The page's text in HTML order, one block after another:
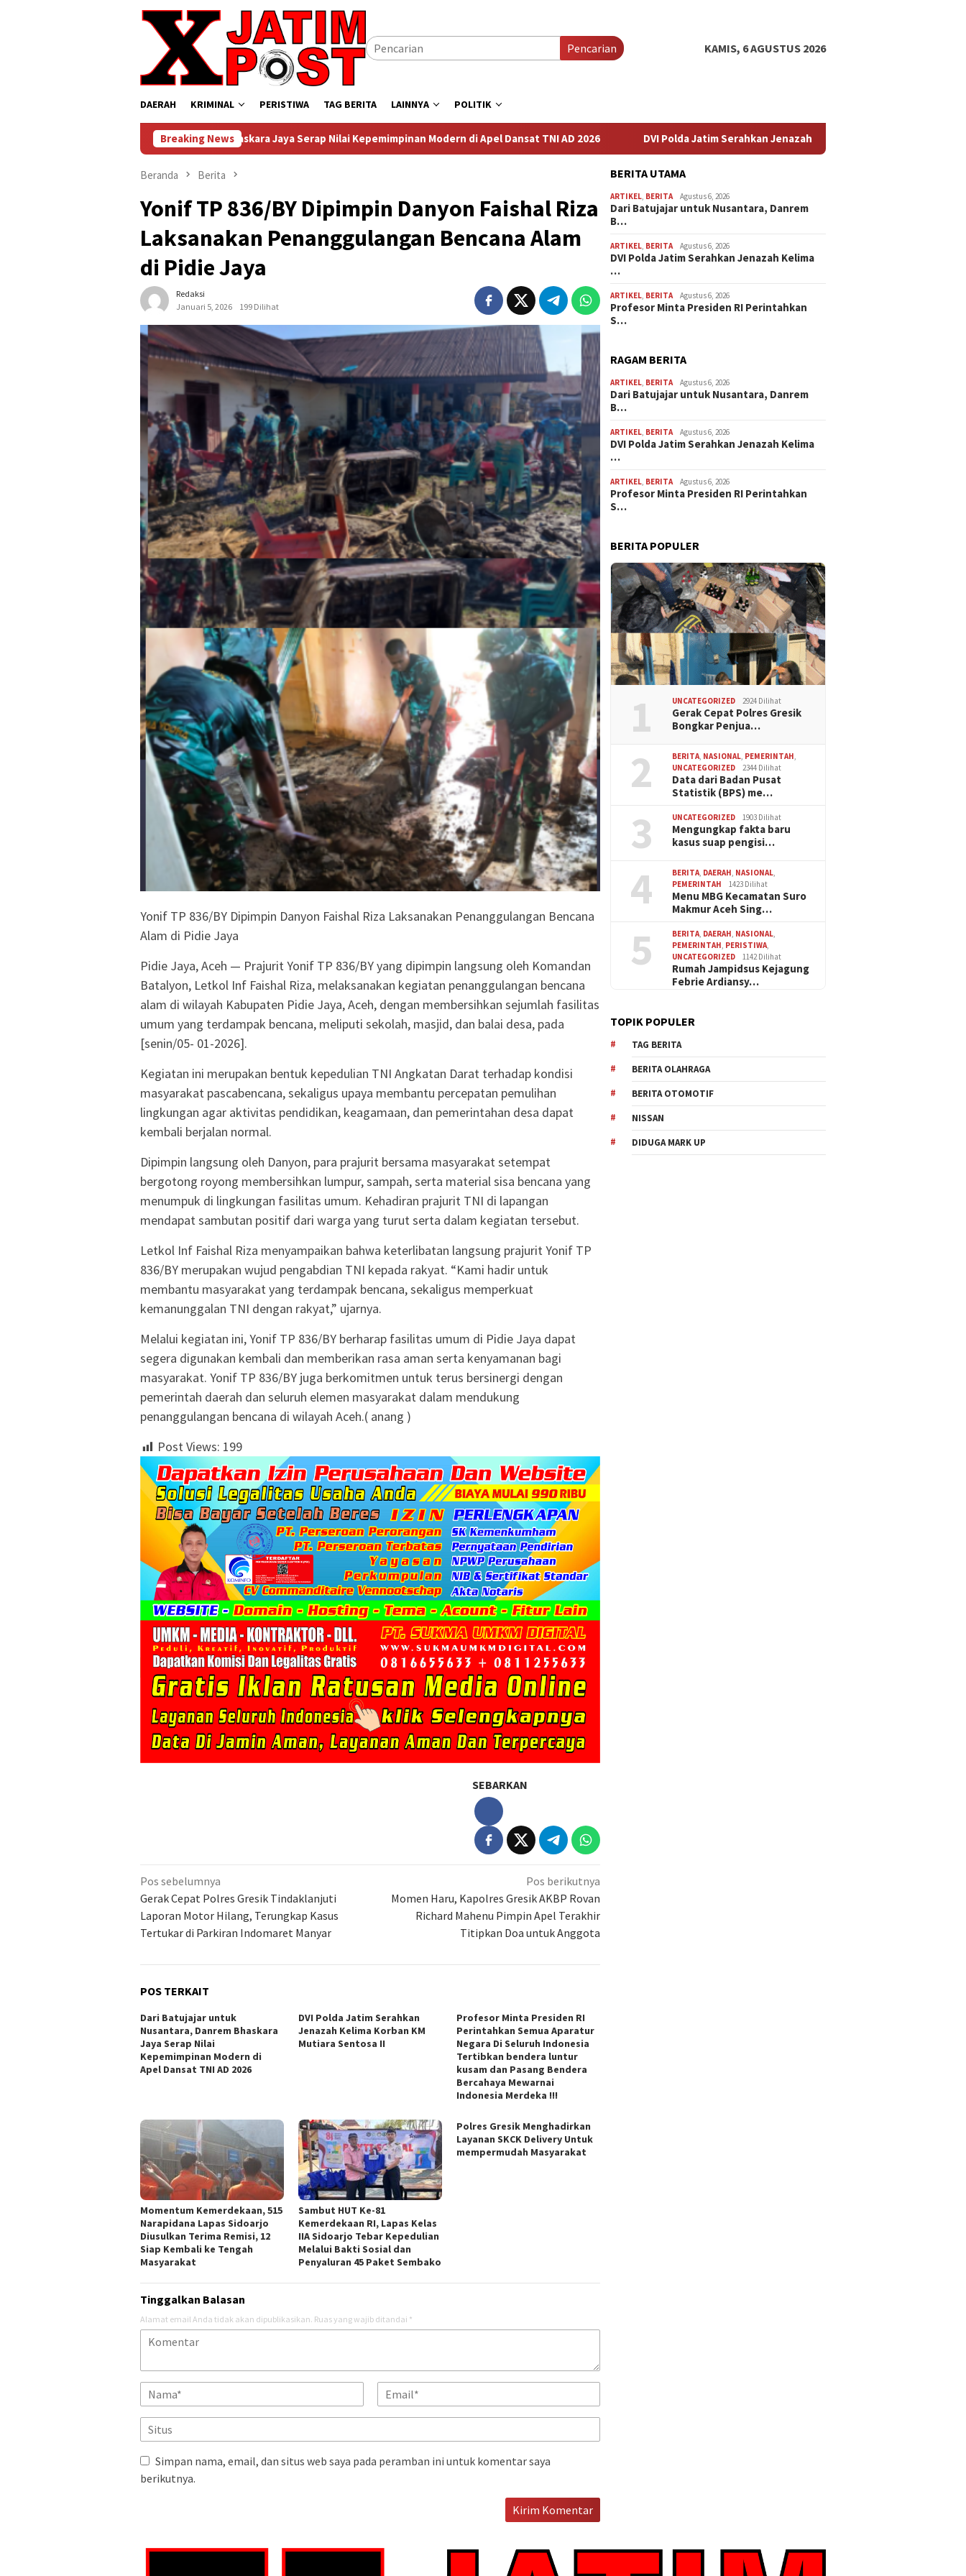
Pencarian KAMIS, 6 AGUSTUS 2026
DAERAH KRIMINAL PERISTIWA TAG BERITA LAINNYA POLITIK
Breaking News
Danrem Bhaskara Jaya Serap Nilai Kepemimpinan Modern di Apel Dansat TNI AD 2026 DVI Polda Jatim Serahkan Jenazah Kelima Korban KM Mutiara Sentosa II
Beranda Berita
Yonif TP 836/BY Dipimpin Danyon Faishal Riza
Laksanakan Penanggulangan Bencana Alam
di Pidie Jaya
Redaksi
Januari 5, 2026
199 Dilihat
Yonif TP 836/BY Dipimpin Danyon Faishal Riza Laksanakan Penanggulangan Bencana
Alam di Pidie Jaya
Pidie Jaya, Aceh — Prajurit Yonif TP 836/BY yang dipimpin langsung oleh Komandan
Batalyon, Letkol Inf Faishal Riza, melaksanakan kegiatan penanggulangan bencana
alam di wilayah Kabupaten Pidie Jaya, Aceh, dengan membersihkan sejumlah fasilitas
umum yang terdampak bencana, meliputi sekolah, masjid, dan balai desa, pada
[senin/05- 01-2026].
Kegiatan ini merupakan bentuk kepedulian TNI Angkatan Darat terhadap kondisi
masyarakat pascabencana, sekaligus upaya membantu percepatan pemulihan
lingkungan agar aktivitas pendidikan, keagamaan, dan pemerintahan desa dapat
kembali berjalan normal.
Dipimpin langsung oleh Danyon, para prajurit bersama masyarakat setempat
bergotong royong membersihkan lumpur, sampah, serta material sisa bencana yang
menumpuk di lingkungan fasilitas umum. Kehadiran prajurit TNI di lapangan
mendapat sambutan positif dari warga yang turut serta dalam kegiatan tersebut.
Letkol Inf Faishal Riza menyampaikan bahwa keterlibatan langsung prajurit Yonif TP
836/BY merupakan wujud pengabdian TNI kepada rakyat. “Kami hadir untuk
membantu masyarakat yang terdampak bencana, sekaligus memperkuat
kemanunggalan TNI dengan rakyat,” ujarnya.
Melalui kegiatan ini, Yonif TP 836/BY berharap fasilitas umum di Pidie Jaya dapat
segera digunakan kembali dan memberikan rasa aman serta kenyamanan bagi
masyarakat. Yonif TP 836/BY juga berkomitmen untuk terus bersinergi dengan
pemerintah daerah dan seluruh elemen masyarakat dalam mendukung
penanggulangan bencana di wilayah Aceh.( anang )
Post Views: 199
SEBARKAN
Navigasi
pos
Pos sebelumnya
Gerak Cepat Polres Gresik Tindaklanjuti
Laporan Motor Hilang, Terungkap Kasus
Tertukar di Parkiran Indomaret Manyar
Pos berikutnya
Momen Haru, Kapolres Gresik AKBP Rovan
Richard Mahenu Pimpin Apel Terakhir
Titipkan Doa untuk Anggota
POS TERKAIT
Dari Batujajar untuk
Nusantara, Danrem Bhaskara
Jaya Serap Nilai
Kepemimpinan Modern di
Apel Dansat TNI AD 2026
DVI Polda Jatim Serahkan
Jenazah Kelima Korban KM
Mutiara Sentosa II
Profesor Minta Presiden RI
Perintahkan Semua Aparatur
Negara Di Seluruh Indonesia
Tertibkan bendera luntur
kusam dan Pasang Bendera
Bercahaya Mewarnai
Indonesia Merdeka !!!
Momentum Kemerdekaan, 515
Narapidana Lapas Sidoarjo
Diusulkan Terima Remisi, 12
Siap Kembali ke Tengah
Masyarakat
Sambut HUT Ke-81
Kemerdekaan RI, Lapas Kelas
IIA Sidoarjo Tebar Kepedulian
Melalui Bakti Sosial dan
Penyaluran 45 Paket Sembako
Polres Gresik Menghadirkan
Layanan SKCK Delivery Untuk
mempermudah Masyarakat
Tinggalkan Balasan
Alamat email Anda tidak akan dipublikasikan. Ruas yang wajib ditandai *
Simpan nama, email, dan situs web saya pada peramban ini untuk komentar saya
berikutnya.
BERITA UTAMA
ARTIKEL, BERITA Agustus 6, 2026
Dari Batujajar untuk Nusantara, Danrem
B…
ARTIKEL, BERITA Agustus 6, 2026
DVI Polda Jatim Serahkan Jenazah Kelima
…
ARTIKEL, BERITA Agustus 6, 2026
Profesor Minta Presiden RI Perintahkan
S…
RAGAM BERITA
ARTIKEL, BERITA Agustus 6, 2026
Dari Batujajar untuk Nusantara, Danrem
B…
ARTIKEL, BERITA Agustus 6, 2026
DVI Polda Jatim Serahkan Jenazah Kelima
…
ARTIKEL, BERITA Agustus 6, 2026
Profesor Minta Presiden RI Perintahkan
S…
BERITA POPULER
1 UNCATEGORIZED 2924 Dilihat
Gerak Cepat Polres Gresik
Bongkar Penjua…
2 BERITA NASIONAL PEMERINTAH
UNCATEGORIZED
2344 Dilihat
Data dari Badan Pusat
Statistik (BPS) me…
3 UNCATEGORIZED 1903 Dilihat
Mengungkap fakta baru
kasus suap pengisi…
4 BERITA DAERAH NASIONAL
PEMERINTAH
1423 Dilihat
Menu MBG Kecamatan Suro
Makmur Aceh Sing…
5 BERITA DAERAH NASIONAL
PEMERINTAH PERISTIWA
UNCATEGORIZED
1142 Dilihat
Rumah Jampidsus Kejagung
Febrie Ardiansy…
TOPIK POPULER
TAG BERITA
BERITA OLAHRAGA
BERITA OTOMOTIF
NISSAN
DIDUGA MARK UP